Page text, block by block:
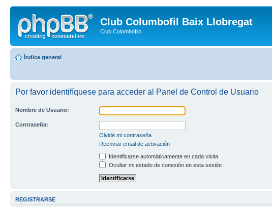
Club Columbofil Baix Llobregat
Club Colombófilo
Índice general
Por favor identifíquese para acceder al Panel de Control de Usuario
Nombre de Usuario:
Contraseña:
Olvidé mi contraseña
Reenviar email de activación
Identificarse automáticamente en cada visita
Ocultar mi estado de conexión en esta sesión
REGISTRARSE